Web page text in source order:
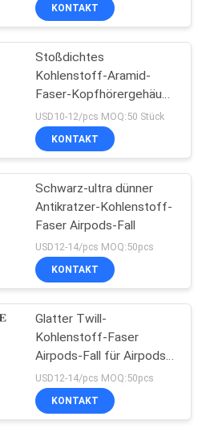
umkleiden
15
KONTAKT
Stoßdichtes
Kohlenstoff-Aramid-
Faser-Kopfhörergehäuse
für AirPods Pro 3
USD10-12/pcs MOQ:50 Stück
KONTAKT
Schwarz-ultra dünner
Antikratzer-Kohlenstoff-
Faser Airpods-Fall
USD12-14/pcs MOQ:50pcs
KONTAKT
Glatter Twill-
Kohlenstoff-Faser
Airpods-Fall für Airpods
Pro3
USD12-14/pcs MOQ:50pcs
KONTAKT